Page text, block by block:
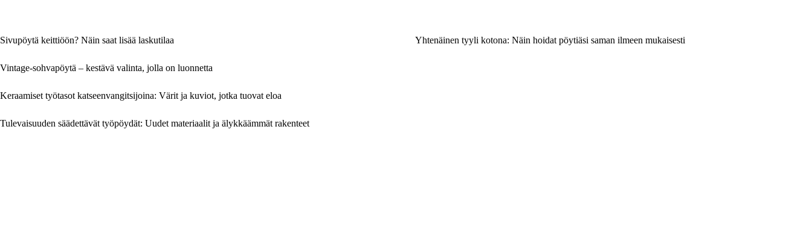
Sivupöytä keittiöön? Näin saat lisää laskutilaa
Vintage-sohvapöytä – kestävä valinta, jolla on luonnetta
Keraamiset työtasot katseenvangitsijoina: Värit ja kuviot, jotka tuovat eloa
Tulevaisuuden säädettävät työpöydät: Uudet materiaalit ja älykkäämmät rakenteet
Yhtenäinen tyyli kotona: Näin hoidat pöytiäsi saman ilmeen mukaisesti